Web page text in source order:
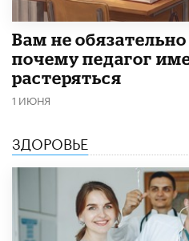
​Вам не
почему педагог
растеряться
1 ИЮНЯ
ЗДОРОВЬЕ